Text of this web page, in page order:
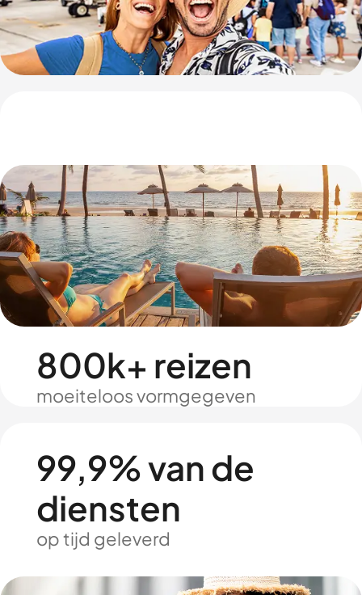
800k+ reizen
moeiteloos vormgegeven
99,9% van de
diensten
op tijd geleverd